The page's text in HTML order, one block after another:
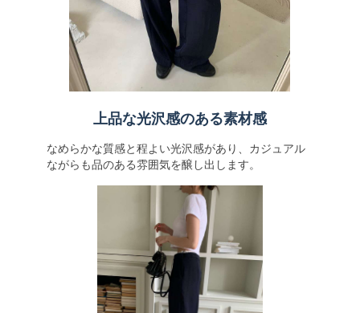
上品な光沢感のある素材感
なめらかな質感と程よい光沢感があり、カジュアル
ながらも品のある雰囲気を醸し出します。